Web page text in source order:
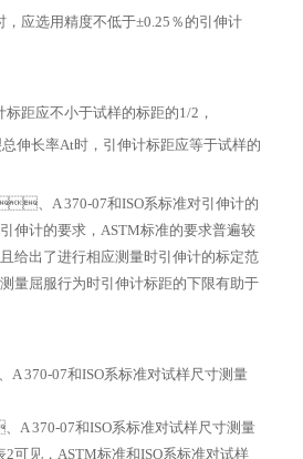
，应选用精度不低于±0.25％的引伸计
距应不小于试样的标距的1/2，
长率At时，引伸计标距应等于试样的
、A 370-07和ISO系标准对引伸计的
于引伸计的要求，ASTM标准的要求普遍较
并且给出了进行相应测量时引伸计的标定范
测量屈服行为时引伸计标距的下限有助于
370-07和ISO系标准对试样尺寸测量
A 370-07和ISO系标准对试样尺寸测量
2可见，ASTM标准和ISO系标准对试样